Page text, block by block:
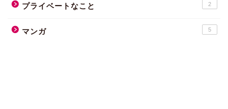
プライベートなこと 2
マンガ 5